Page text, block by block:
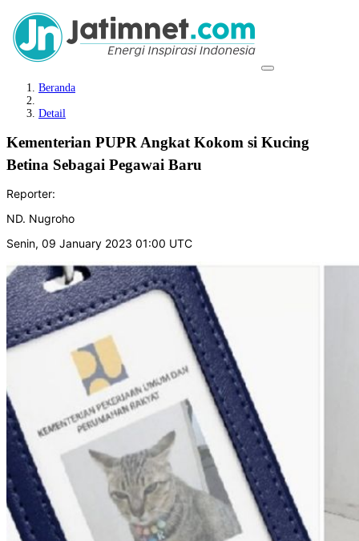
Beranda
Detail
Kementerian PUPR Angkat Kokom si Kucing
Betina Sebagai Pegawai Baru
Reporter:
ND. Nugroho
Senin, 09 January 2023 01:00 UTC